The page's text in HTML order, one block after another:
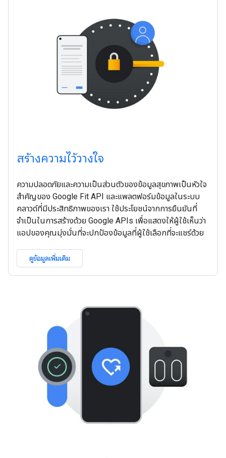
สร้างความไว้วางใจ
ความปลอดภัยและความเป็นส่วนตัวของข้อมูลสุขภาพเป็นหัวใจ
สำคัญของ Google Fit API และแพลตฟอร์มข้อมูลในระบบ
คลาวด์ที่มีประสิทธิภาพของเรา ใช้ประโยชน์จากการยืนยันที่
จำเป็นในการสร้างด้วย Google APIs เพื่อแสดงให้ผู้ใช้เห็นว่า
แอปของคุณมุ่งมั่นที่จะปกป้องข้อมูลที่ผู้ใช้เลือกที่จะแชร์ด้วย
ดูข้อมูลเพิ่มเติม